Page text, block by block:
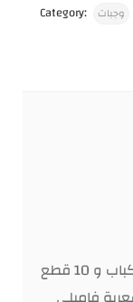
Category: وجبات
وجبة سوبر فاميلى ميكس 10 قطع كباب و 10 قطع